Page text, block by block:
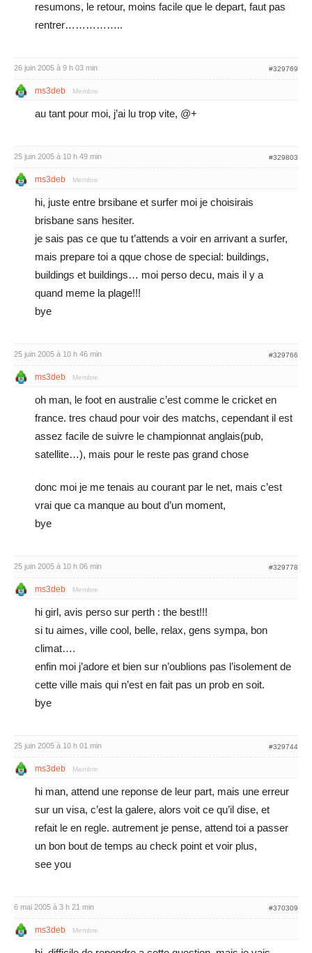
resumons, le retour, moins facile que le depart, faut pas
rentrer……………..
26 juin 2005 à 9 h 03 min #329769
ms3deb Membre
au tant pour moi, j’ai lu trop vite, @+
25 juin 2005 à 10 h 49 min #329803
ms3deb Membre
hi, juste entre brsibane et surfer moi je choisirais
brisbane sans hesiter.
je sais pas ce que tu t’attends a voir en arrivant a surfer,
mais prepare toi a qque chose de special: buildings,
buildings et buildings… moi perso decu, mais il y a
quand meme la plage!!!
bye
25 juin 2005 à 10 h 46 min #329766
ms3deb Membre
oh man, le foot en australie c’est comme le cricket en
france. tres chaud pour voir des matchs, cependant il est
assez facile de suivre le championnat anglais(pub,
satellite…), mais pour le reste pas grand chose
donc moi je me tenais au courant par le net, mais c’est
vrai que ca manque au bout d’un moment,
bye
25 juin 2005 à 10 h 06 min #329778
ms3deb Membre
hi girl, avis perso sur perth : the best!!!
si tu aimes, ville cool, belle, relax, gens sympa, bon
climat….
enfin moi j’adore et bien sur n’oublions pas l’isolement de
cette ville mais qui n’est en fait pas un prob en soit.
bye
25 juin 2005 à 10 h 01 min #329744
ms3deb Membre
hi man, attend une reponse de leur part, mais une erreur
sur un visa, c’est la galere, alors voit ce qu’il dise, et
refait le en regle. autrement je pense, attend toi a passer
un bon bout de temps au check point et voir plus,
see you
6 mai 2005 à 3 h 21 min #370309
ms3deb Membre